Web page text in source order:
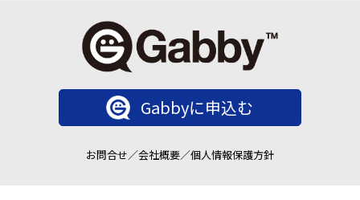
Gabbyに申込む
お問合せ／会社概要／個人情報保護方針